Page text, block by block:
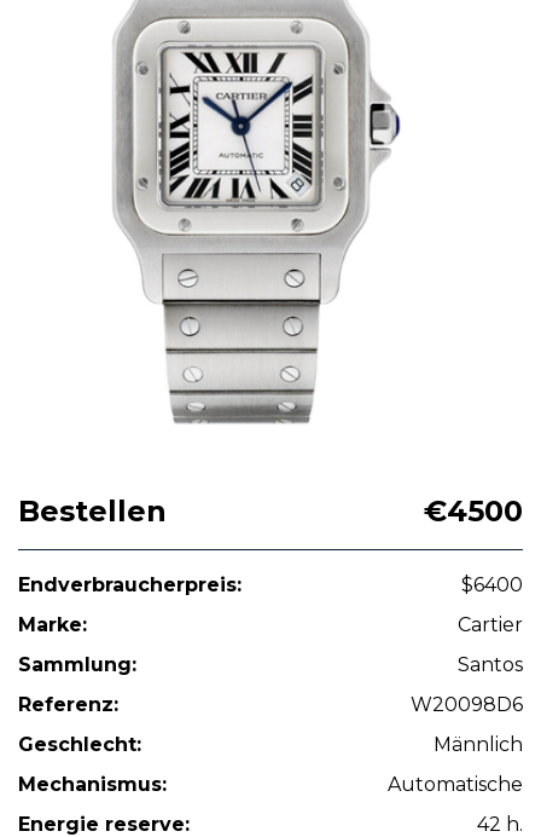
Bestellen €4500
Endverbraucherpreis:
$6400
Marke:
Cartier
Sammlung:
Santos
Referenz:
W20098D6
Geschlecht:
Männlich
Mechanismus:
Automatische
Energie reserve:
42 h.